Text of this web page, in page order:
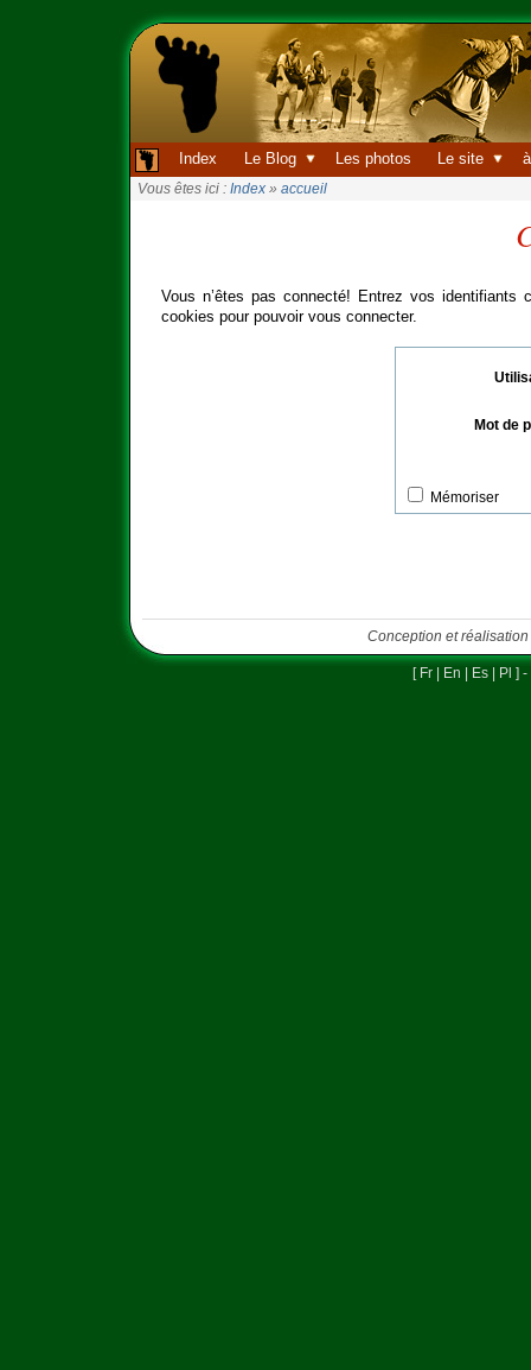
Index Le Blog Les photos Le site
Vous êtes ici : Index» accueil
Vous n’êtes pas connecté! Entrez vos identifiants
cookies pour pouvoir vous connecter.
Mot de
Mémoriser
Conception et
Fr| En Es| Pl ]